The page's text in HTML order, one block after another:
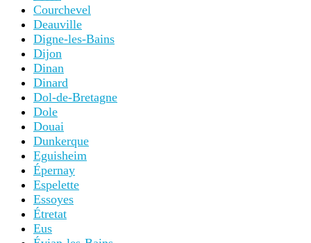
Courchevel
Deauville
Digne-les-Bains
Dijon
Dinan
Dinard
Dol-de-Bretagne
Dole
Douai
Dunkerque
Eguisheim
Épernay
Espelette
Essoyes
Étretat
Eus